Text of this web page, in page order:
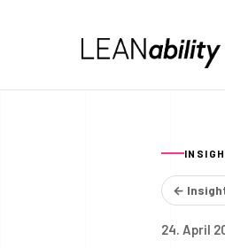
←
24. April